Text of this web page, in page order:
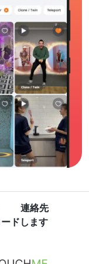
連絡先
ドします